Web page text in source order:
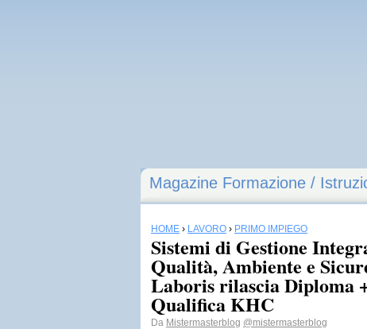
Magazine Formazione /
HOME › LAVORO › PRIMO IMPIEGO
Sistemi di Gestione
Qualità, Ambiente e
Laboris rilascia Diploma
Qualifica KHC
Da Mistermasterblog @mistermasterblog